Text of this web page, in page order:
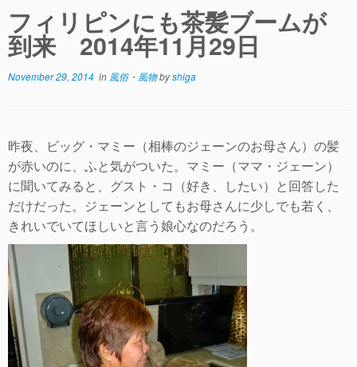
フィリピンにも茶髪ブームが
到来 2014年11月29日
November 29, 2014 in 風俗・風物byshiga
昨夜、ビッグ・マミー（相棒のジェーンのお母さん）の髪
が赤いのに、ふと気がついた。マミー（ママ・ジェーン）
に聞いてみると、グスト・コ（好き、したい）と回答した
だけだった。ジェーンとしてもお母さんに少しでも若く、
きれいでいてほしいと言う娘心なのだろう。